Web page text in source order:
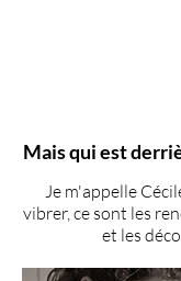
Je m'appelle
vibrer, ce sont les
et les
Mais qui est